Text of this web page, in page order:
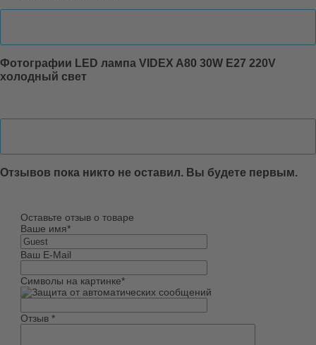
Фотографии LED лампа VIDEX A80 30W E27 220V
холодный свет
Отзывов пока никто не оставил. Вы будете первым.
Оставьте отзыв о товаре
Ваше имя*
Ваш E-Mail
Символы на картинке*
Отзыв*